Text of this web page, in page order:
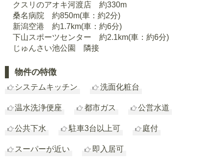
クスリのアオキ河渡店 約330m
桑名病院 約850m(車：約2分)
新潟空港 約1.7km(車：約6分)
下山スポーツセンター 約2.1km(車：約6分)
じゅんさい池公園 隣接
物件の特徴
システムキッチン 洗面化粧台
温水洗浄便座 都市ガス 公営水道
公共下水 駐車3台以上可 庭付
スーパーが近い 即入居可